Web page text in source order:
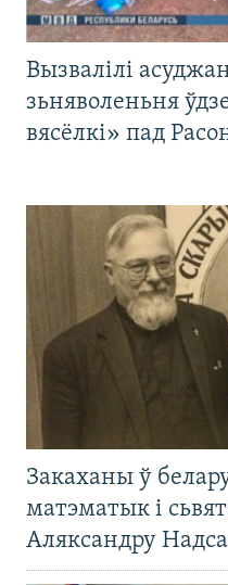
Вызвалілі
зьняволеньня
вясёлкі» пад
Закаханы ў
матэматык і
Аляксандру